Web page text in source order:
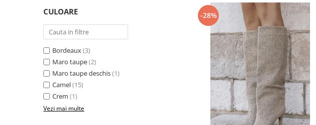
Imbracaminte
Camasi si topuri
Blugi si pantaloni
Pulovere si cardigane
Incaltaminte toamna-iarna piele
CULOARE
Bordeaux(3)
Maro taupe(2)
Maro taupe deschis(1)
Camel(15)
Crem (1)
Vezi mai multe
-28%